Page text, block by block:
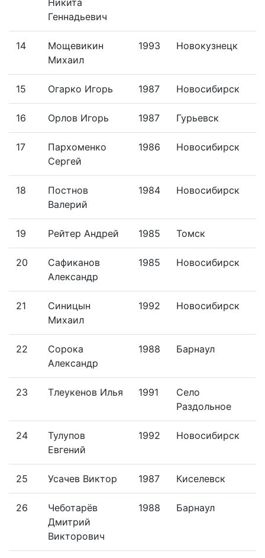
Геннадьевич
14
Мощевикин
Михаил
1993 Новокузнецк
15 Огарко Игорь 1987 Новосибирск
16 Орлов Игорь 1987 Гурьевск
17
Пархоменко
Сергей
1986 Новосибирск
18
Постнов
Валерий
1984 Новосибирск
19 Рейтер Андрей 1985 Томск
20
Сафиканов
Александр
1985 Новосибирск
21
Синицын
Михаил
1992 Новосибирск
22
Сорока
Александр
1988 Барнаул
23 Тлеукенов Илья 1991
Село
Раздольное
24
Тулупов
Евгений
1992 Новосибирск
25 Усачев Виктор 1987 Киселевск
26
Чеботарёв
Дмитрий
Викторович
1988 Барнаул